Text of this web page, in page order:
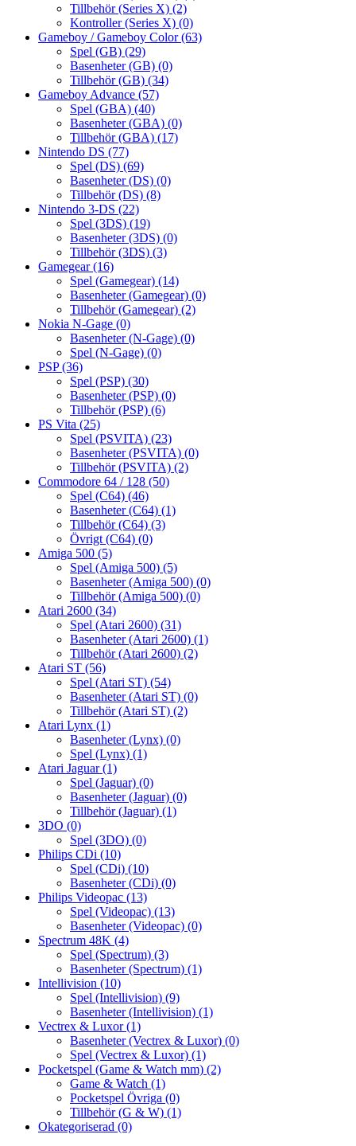
Tillbehör (Series X) (2)
Kontroller (Series X) (0)
Gameboy / Gameboy Color(63)
Spel (GB) (29)
Basenheter (GB) (0)
Tillbehör (GB) (34)
Gameboy Advance (57)
Spel (GBA) (40)
Basenheter (GBA) (0)
Tillbehör (GBA) (17)
Nintendo DS (77)
Spel (DS) (69)
Basenheter (DS) (0)
Tillbehör (DS) (8)
Nintendo 3-DS (22)
Spel (3DS) (19)
Basenheter (3DS) (0)
Tillbehör (3DS) (3)
Gamegear(16)
Spel (Gamegear) (14)
Basenheter (Gamegear) (0)
Tillbehör (Gamegear) (2)
Nokia N-Gage (0)
Basenheter (N-Gage) (0)
Spel (N-Gage) (0)
PSP(36)
Spel (PSP) (30)
Basenheter (PSP) (0)
Tillbehör (PSP) (6)
PS Vita (25)
Spel (PSVITA) (23)
Basenheter (PSVITA) (0)
Tillbehör (PSVITA) (2)
Commodore 64 / 128 (50)
Spel (C64) (46)
Basenheter (C64) (1)
Tillbehör (C64) (3)
Övrigt (C64) (0)
Amiga 500 (5)
Spel (Amiga 500) (5)
Basenheter (Amiga 500) (0)
Tillbehör (Amiga 500) (0)
Atari 2600 (34)
Spel (Atari 2600) (31)
Basenheter (Atari 2600) (1)
Tillbehör (Atari 2600) (2)
Atari ST (56)
Spel (Atari ST) (54)
Basenheter (Atari ST) (0)
Tillbehör (Atari ST) (2)
Atari Lynx (1)
Basenheter (Lynx) (0)
Spel (Lynx) (1)
Atari Jaguar(1)
Spel (Jaguar) (0)
Basenheter (Jaguar) (0)
Tillbehör (Jaguar) (1)
3DO (0)
Spel (3DO) (0)
Philips CDi (10)
Spel (CDi) (10)
Basenheter (CDi) (0)
Philips Videopac (13)
Spel (Videopac) (13)
Basenheter (Videopac) (0)
Spectrum 48K (4)
Spel (Spectrum) (3)
Basenheter (Spectrum) (1)
Intellivision (10)
Spel (Intellivision) (9)
Basenheter (Intellivision) (1)
Vectrex & Luxor(1)
Basenheter (Vectrex & Luxor) (0)
Spel (Vectrex & Luxor) (1)
Pocketspel (Game & Watch mm) (2)
Game & Watch (1)
Pocketspel Övriga (0)
Tillbehör (G & W) (1)
Okategoriserad (0)